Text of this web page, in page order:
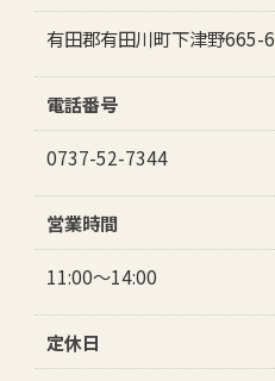
有田郡有田川町下津野665-6
電話番号
0737-52-7344
営業時間
11:00～14:00
定休日